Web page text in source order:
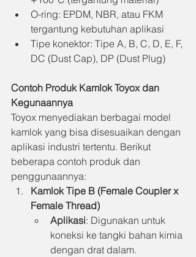
O-ring: EPDM, NBR, atau FKM
tergantung kebutuhan aplikasi
Tipe konektor: Tipe A, B, C, D, E, F,
DC (Dust Cap), DP (Dust Plug)
Contoh Produk Kamlok Toyox dan
Kegunaannya
Toyox menyediakan berbagai model
kamlok yang bisa disesuaikan dengan
aplikasi industri tertentu. Berikut
beberapa contoh produk dan
penggunaannya:
Kamlok Tipe B (Female Coupler x
Female Thread)
Aplikasi: Digunakan untuk
koneksi ke tangki bahan kimia
dengan drat dalam.